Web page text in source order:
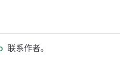
联系作者。